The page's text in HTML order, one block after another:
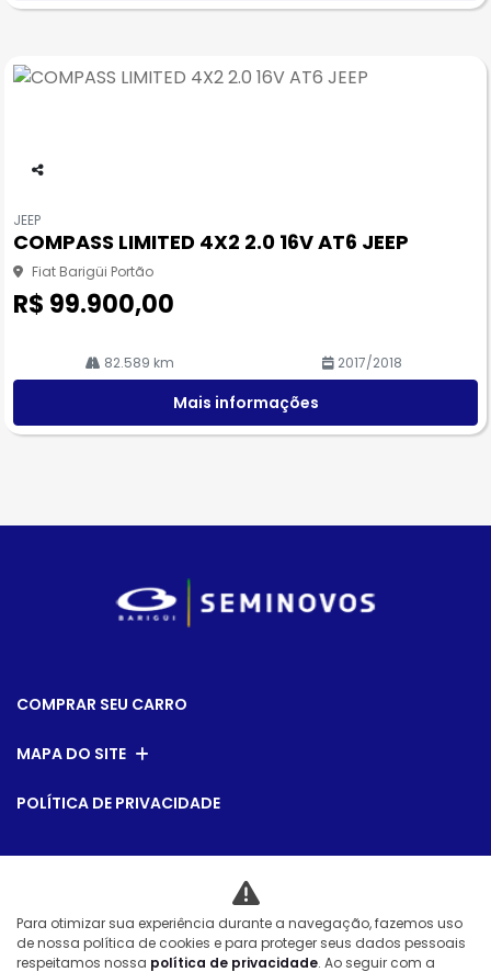
pa
rtil
he
JEEP
COMPASS LIMITED 4X2 2.0 16V AT6 JEEP
Fiat Barigüi Portão
R$ 99.900,00
82.589 km 2017/2018
Mais informações
COMPRAR SEU CARRO
MAPA DO SITE
POLÍTICA DE PRIVACIDADE
Desacelere. Seu bem maior é a vida.
Para otimizar sua experiência durante a navegação, fazemos uso
de nossa política de cookies e para proteger seus dados pessoais
respeitamos nossa política de privacidade. Ao seguir com a